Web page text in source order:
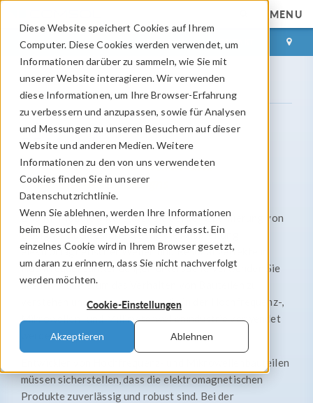
Diese Website speichert Cookies auf Ihrem
Computer. Diese Cookies werden verwendet, um
Informationen darüber zu sammeln, wie Sie mit
unserer Website interagieren. Wir verwenden
diese Informationen, um Ihre Browser-Erfahrung
zu verbessern und anzupassen, sowie für Analysen
und Messungen zu unseren Besuchern auf dieser
Website und anderen Medien. Weitere
Informationen zu den von uns verwendeten
Cookies finden Sie in unserer
Datenschutzrichtlinie.
Wenn Sie ablehnen, werden Ihre Informationen
beim Besuch dieser Website nicht erfasst. Ein
einzelnes Cookie wird in Ihrem Browser gesetzt,
um daran zu erinnern, dass Sie nicht nachverfolgt
werden möchten.
Cookie-Einstellungen
Akzeptieren Ablehnen
MENU
ANMELDEN KONTAKT
ProduktpaletteRF Module
RF Module
Optimieren Sie Mikrowellen- und
Millimeterwellen-Designs
Das RF Module unterstützt Sie bei der Optimierung von
Designs, indem es Effekte wie die Ausbreitung
elektromagnetischer Wellen und Resonanzeffekte in
Hochfrequenzanwendungen untersucht. Verwenden Sie
das RF Module, um das Verhalten von Bauteilen zu
verstehen und vorherzusagen, die in der Hochfrequenz-,
Mikrowellen- und Millimeterwellenindustrie verwendet
werden.
Entwickler von Hochfrequenz- und Mikrowellenbauteilen
müssen sicherstellen, dass die elektromagnetischen
Produkte zuverlässig und robust sind. Bei der